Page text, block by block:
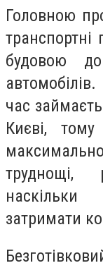
Головною
транспортні
будовою
автомобілів.
час
Києві,
труднощі,
затримати